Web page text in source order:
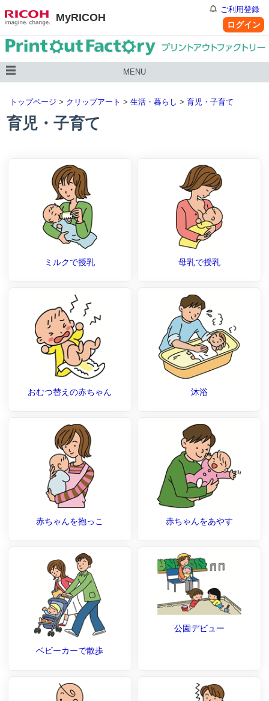
MyRICOH
ご利用登録
ログイン
MENU
トップページ > クリップアート > 生活・暮らし > 育児・子育て
育児・子育て
ミルクで授乳 母乳で授乳
おむつ替えの赤ちゃん 沐浴
赤ちゃんを抱っこ 赤ちゃんをあやす
ベビーカーで散歩
公園デビュー